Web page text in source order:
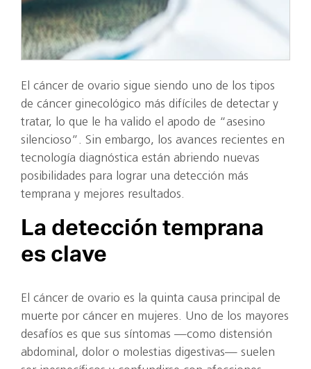
El cáncer de ovario sigue siendo uno de los tipos
de cáncer ginecológico más difíciles de detectar y
tratar, lo que le ha valido el apodo de “asesino
silencioso”. Sin embargo, los avances recientes en
tecnología diagnóstica están abriendo nuevas
posibilidades para lograr una detección más
temprana y mejores resultados.
La detección temprana
es clave
El cáncer de ovario es la quinta causa principal de
muerte por cáncer en mujeres. Uno de los mayores
desafíos es que sus síntomas —como distensión
abdominal, dolor o molestias digestivas— suelen